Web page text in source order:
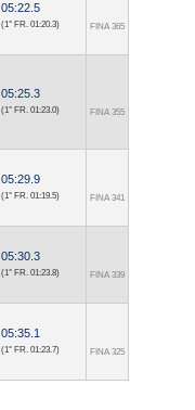
05:22.5
(1° FR. 01:20.3) FINA 365
05:25.3
(1° FR. 01:23.0) FINA 355
05:29.9
(1° FR. 01:19.5) FINA 341
05:30.3
(1° FR. 01:23.8) FINA 339
05:35.1
(1° FR. 01:23.7) FINA 325